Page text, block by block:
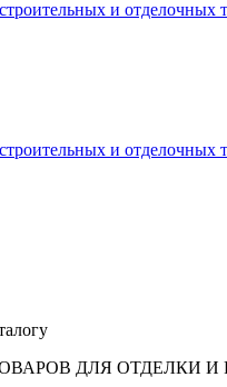
ДЛЯ ОТДЕЛКИ И